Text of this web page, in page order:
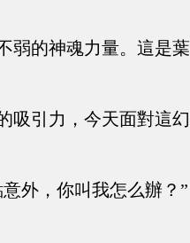
弱的神魂力量。這是葉
吸引力，今天面對這幻
外，你叫我怎么辦？”